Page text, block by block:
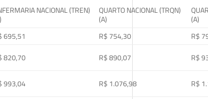
NACIONAL (TREN)
QUARTO NACIONAL (TRQN)
(A)
(A)
695,51 R$ 754,30
R$
820,70 R$ 890,07
R$
993,04 R$ 1.076,98
R$